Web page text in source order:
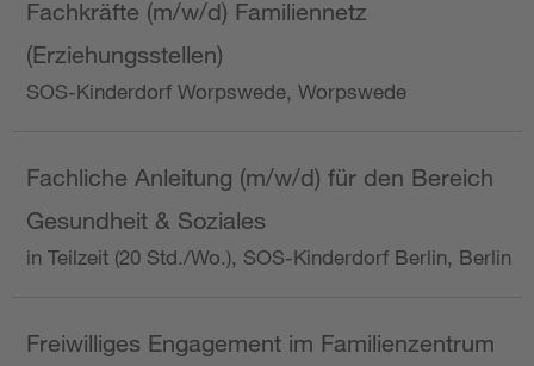
Fachkräfte (m/w/d) Familiennetz
(Erziehungsstellen)
SOS-Kinderdorf Worpswede, Worpswede
Fachliche Anleitung (m/w/d) für den Bereich
Gesundheit & Soziales
in Teilzeit (20 Std./Wo.), SOS-Kinderdorf Berlin, Berlin
Freiwilliges Engagement im Familienzentrum